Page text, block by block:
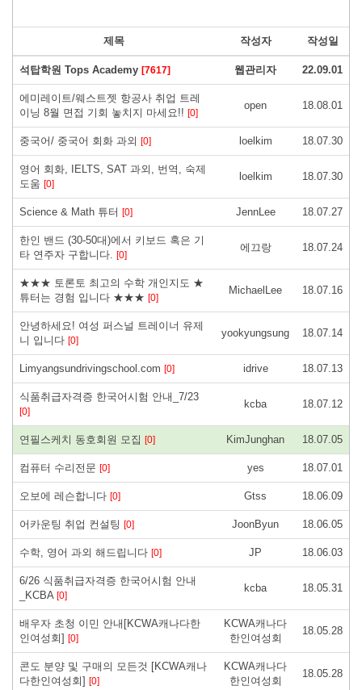
제목 작성자 작성일
석탑학원 Tops Academy [7617] 웹관리자 22.09.01
에미레이트/웨스트젯 항공사 취업 트레
이닝 8월 면접 기회 놓치지 마세요!! [0]
open 18.08.01
중국어/ 중국어 회화 과외 [0] loelkim 18.07.30
영어 회화, IELTS, SAT 과외, 번역, 숙제
도움 [0]
loelkim 18.07.30
Science & Math 튜터 [0] JennLee 18.07.27
한인 밴드 (30-50대)에서 키보드 혹은 기
타 연주자 구합니다. [0]
에끄랑 18.07.24
★★★ 토론토 최고의 수학 개인지도 ★
튜터는 경험 입니다 ★★★ [0]
MichaelLee 18.07.16
안녕하세요! 여성 퍼스널 트레이너 유제
니 입니다 [0]
yookyungsung 18.07.14
Limyangsundrivingschool.com [0] idrive 18.07.13
식품취급자격증 한국어시험 안내_7/23
[0]
kcba 18.07.12
연필스케치 동호회원 모집 [0] KimJunghan 18.07.05
컴퓨터 수리전문 [0] yes 18.07.01
오보에 레슨합니다 [0] Gtss 18.06.09
어카운팅 취업 컨설팅 [0] JoonByun 18.06.05
수학, 영어 과외 해드립니다 [0] JP 18.06.03
6/26 식품취급자격증 한국어시험 안내
_KCBA [0]
kcba 18.05.31
배우자 초청 이민 안내[KCWA캐나다한
인여성회] [0]
KCWA캐나다
한인여성회
18.05.28
콘도 분양 및 구매의 모든것 [KCWA캐나
다한인여성회] [0]
KCWA캐나다
한인여성회
18.05.28